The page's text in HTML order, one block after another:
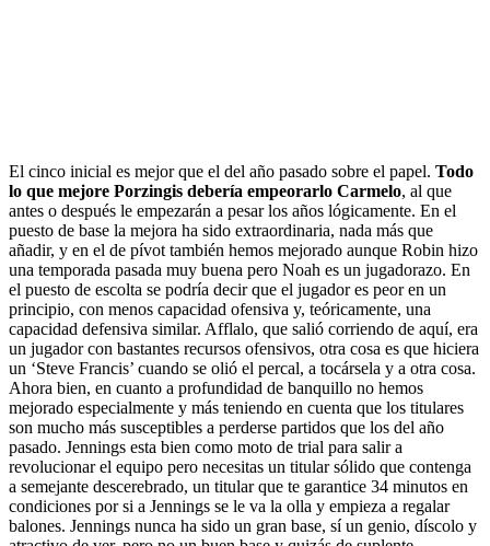
El cinco inicial es mejor que el del año pasado sobre el papel. Todo
lo que mejore Porzingis debería empeorarlo Carmelo, al que
antes o después le empezarán a pesar los años lógicamente. En el
puesto de base la mejora ha sido extraordinaria, nada más que
añadir, y en el de pívot también hemos mejorado aunque Robin hizo
una temporada pasada muy buena pero Noah es un jugadorazo. En
el puesto de escolta se podría decir que el jugador es peor en un
principio, con menos capacidad ofensiva y, teóricamente, una
capacidad defensiva similar. Afflalo, que salió corriendo de aquí, era
un jugador con bastantes recursos ofensivos, otra cosa es que hiciera
un ‘Steve Francis’ cuando se olió el percal, a tocársela y a otra cosa.
Ahora bien, en cuanto a profundidad de banquillo no hemos
mejorado especialmente y más teniendo en cuenta que los titulares
son mucho más susceptibles a perderse partidos que los del año
pasado. Jennings esta bien como moto de trial para salir a
revolucionar el equipo pero necesitas un titular sólido que contenga
a semejante descerebrado, un titular que te garantice 34 minutos en
condiciones por si a Jennings se le va la olla y empieza a regalar
balones. Jennings nunca ha sido un gran base, sí un genio, díscolo y